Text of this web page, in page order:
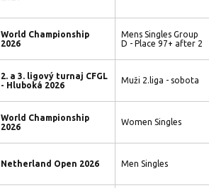
World Championship
2026
Mens Singles Group
D - Place 97+ after 2
2. a 3. ligový turnaj CFGL
- Hluboká 2026
Muži 2.liga - sobota
World Championship
2026
Women Singles
Netherland Open 2026 Men Singles